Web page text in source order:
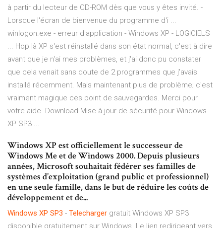
à partir du lecteur de CD-ROM dès que vous y êtes invité. -
Lorsque l'écran de bienvenue du programme d'i ...
winlogon.exe - erreur d'application - Windows XP - LOGICIELS
... Hop là XP s'est réinstallé dans son état normal, c'est à dire
avant que je n'ai mes problèmes, et j'ai donc pu constater
que cela venait sans doute de 2 programmes que j'avais
installé récemment. Mais maintenant plus de problème; c'est
vraiment magique ces point de sauvegardes. Merci pour
votre aide. Download Mise à jour de sécurité pour Windows
XP SP3 ...
Windows XP est officiellement le successeur de
Windows Me et de Windows 2000. Depuis plusieurs
années, Microsoft souhaitait fédérer ses familles de
systèmes d’exploitation (grand public et professionnel)
en une seule famille, dans le but de réduire les coûts de
développement et de...
Windows XP SP3 - Telecharger gratuit Windows XP SP3